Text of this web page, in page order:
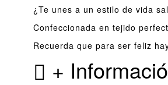
¿Te unes a un estilo de vida
Confeccionada en tejido
Recuerda que para ser feliz
+